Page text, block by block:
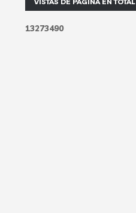
13273490